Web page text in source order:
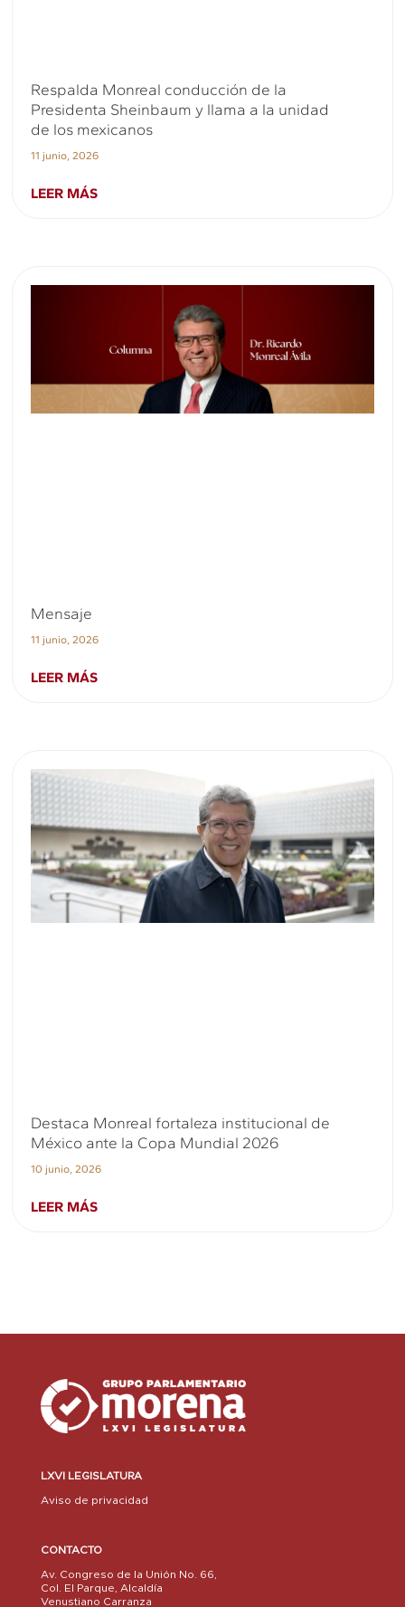
Respalda Monreal conducción de la
Presidenta Sheinbaum y llama a la unidad
de los mexicanos
11 junio, 2026
LEER MÁS
Mensaje
11 junio, 2026
LEER MÁS
Destaca Monreal fortaleza institucional de
México ante la Copa Mundial 2026
10 junio, 2026
LEER MÁS
LXVI LEGISLATURA
Aviso de privacidad
CONTACTO
Av. Congreso de la Unión No. 66,
Col. El Parque, Alcaldía
Venustiano Carranza